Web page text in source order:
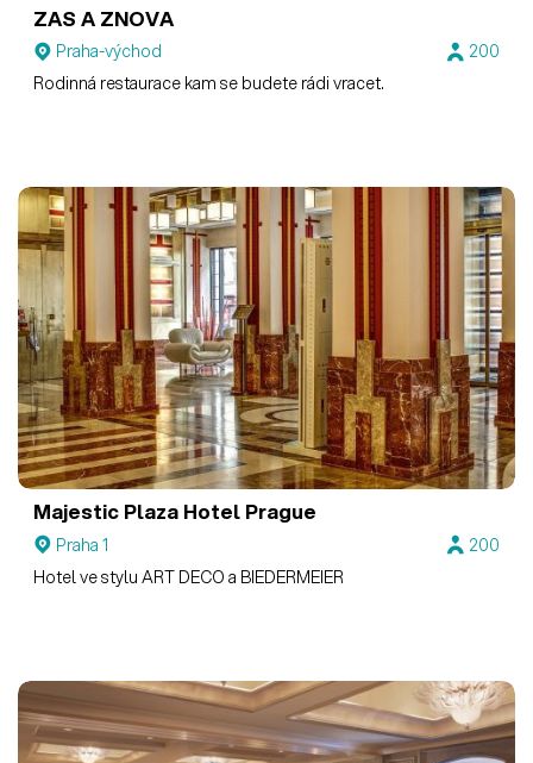
ZAS A ZNOVA
Praha-východ
200
Rodinná restaurace kam se budete rádi vracet.
Majestic Plaza Hotel Prague
Praha 1
200
Hotel ve stylu ART DECO a BIEDERMEIER